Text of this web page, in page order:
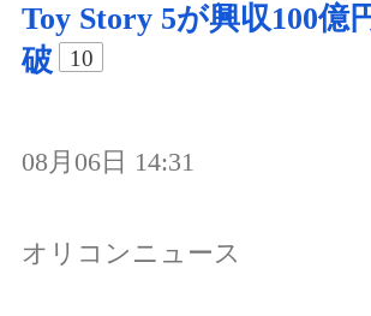
Toy Story 5が興収100億
破
10
08月06日 14:31
オリコンニュース